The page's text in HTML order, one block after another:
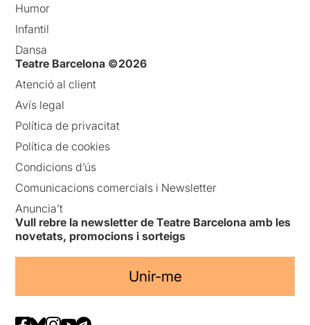
Humor
Infantil
Dansa
Teatre Barcelona ©2026
Atenció al client
Avís legal
Política de privacitat
Política de cookies
Condicions d’ús
Comunicacions comercials i Newsletter
Anuncia’t
Vull rebre la newsletter de Teatre Barcelona amb les
novetats, promocions i sorteigs
Unir-me